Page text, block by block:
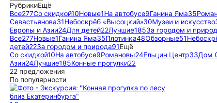
РубрикиЕщё
Все277Со скидкой10Новые1На автобусе9Ганина Яма35
Севастьянова31Небоскрёб «Высоцкий»30Музеи и искусство
Европы и Азии24Для детей22Лучшие185За городом и
Все277Новые1Ганина Яма35Плотинка48Обзорные51
детей22За городом и природа91Ещё
Со скидкой10На автобусе9Романовы24Ельцин Центр33Дом
Азии24Лучшие185Конные прогулки22
22 предложения
По популярности